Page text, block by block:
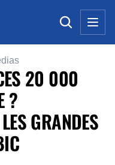
20 000
?
GRANDES